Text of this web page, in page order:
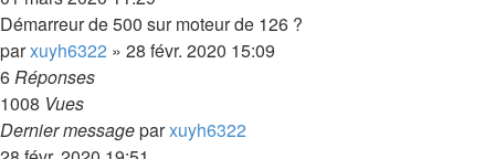
Démarreur de 500 sur moteur de 126 ?
parxuyh6322 » 28 févr. 2020 15:09
6Réponses
1008 Vues
Dernier messageparxuyh6322